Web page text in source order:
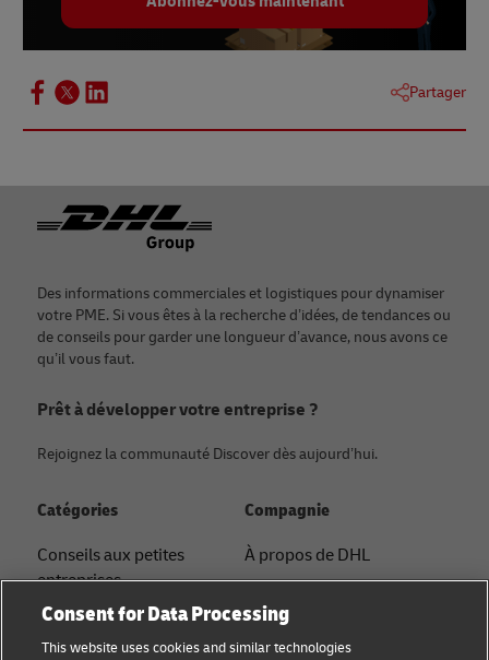
Partager
Footer
Des informations commerciales et logistiques pour dynamiser
votre PME. Si vous êtes à la recherche d’idées, de tendances ou
de conseils pour garder une longueur d’avance, nous avons ce
qu’il vous faut.
Prêt à développer votre entreprise ?
Rejoignez la communauté Discover dès aujourd’hui.
Catégories
Conseils aux petites
entreprises
Conseil e-commerce
Compagnie
À propos de DHL
Centre de presse
Consent for Data Processing
This website uses cookies and similar technologies